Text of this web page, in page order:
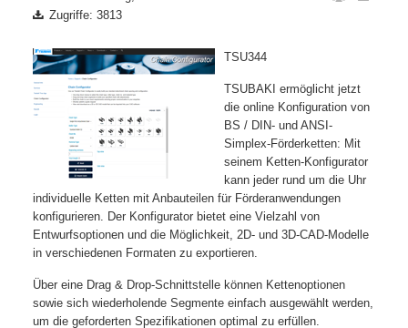
Zugriffe: 3813
TSU344
TSUBAKI ermöglicht jetzt
die online Konfiguration von
BS / DIN- und ANSI-
Simplex-Förderketten: Mit
seinem Ketten-Konfigurator
kann jeder rund um die Uhr
individuelle Ketten mit Anbauteilen für Förderanwendungen
konfigurieren. Der Konfigurator bietet eine Vielzahl von
Entwurfsoptionen und die Möglichkeit, 2D- und 3D-CAD-Modelle
in verschiedenen Formaten zu exportieren.
Über eine Drag & Drop-Schnittstelle können Kettenoptionen
sowie sich wiederholende Segmente einfach ausgewählt werden,
um die geforderten Spezifikationen optimal zu erfüllen.